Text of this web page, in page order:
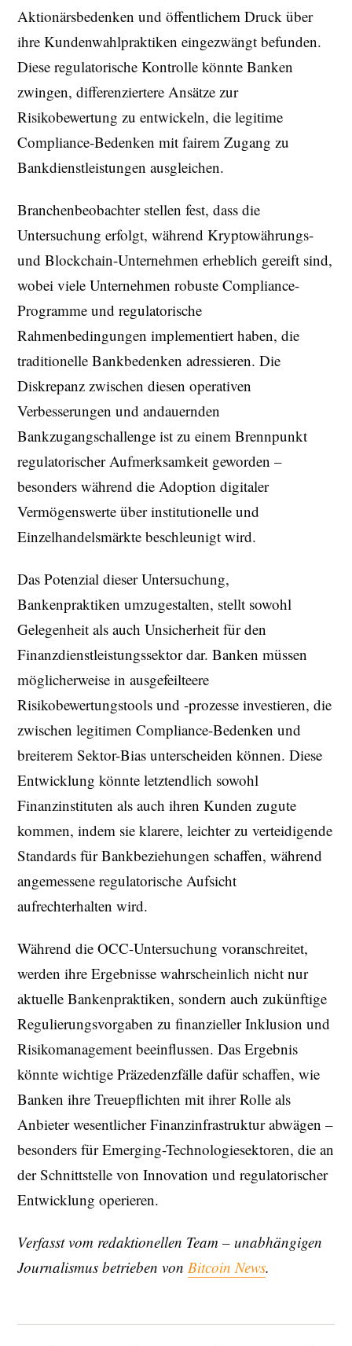
Aktionärsbedenken und öffentlichem Druck über
ihre Kundenwahlpraktiken eingezwängt befunden.
Diese regulatorische Kontrolle könnte Banken
zwingen, differenziertere Ansätze zur
Risikobewertung zu entwickeln, die legitime
Compliance-Bedenken mit fairem Zugang zu
Bankdienstleistungen ausgleichen.
Branchenbeobachter stellen fest, dass die
Untersuchung erfolgt, während Kryptowährungs-
und Blockchain-Unternehmen erheblich gereift sind,
wobei viele Unternehmen robuste Compliance-
Programme und regulatorische
Rahmenbedingungen implementiert haben, die
traditionelle Bankbedenken adressieren. Die
Diskrepanz zwischen diesen operativen
Verbesserungen und andauernden
Bankzugangschallenge ist zu einem Brennpunkt
regulatorischer Aufmerksamkeit geworden –
besonders während die Adoption digitaler
Vermögenswerte über institutionelle und
Einzelhandelsmärkte beschleunigt wird.
Das Potenzial dieser Untersuchung,
Bankenpraktiken umzugestalten, stellt sowohl
Gelegenheit als auch Unsicherheit für den
Finanzdienstleistungssektor dar. Banken müssen
möglicherweise in ausgefeilteere
Risikobewertungstools und -prozesse investieren, die
zwischen legitimen Compliance-Bedenken und
breiterem Sektor-Bias unterscheiden können. Diese
Entwicklung könnte letztendlich sowohl
Finanzinstituten als auch ihren Kunden zugute
kommen, indem sie klarere, leichter zu verteidigende
Standards für Bankbeziehungen schaffen, während
angemessene regulatorische Aufsicht
aufrechterhalten wird.
Während die OCC-Untersuchung voranschreitet,
werden ihre Ergebnisse wahrscheinlich nicht nur
aktuelle Bankenpraktiken, sondern auch zukünftige
Regulierungsvorgaben zu finanzieller Inklusion und
Risikomanagement beeinflussen. Das Ergebnis
könnte wichtige Präzedenzfälle dafür schaffen, wie
Banken ihre Treuepflichten mit ihrer Rolle als
Anbieter wesentlicher Finanzinfrastruktur abwägen –
besonders für Emerging-Technologiesektoren, die an
der Schnittstelle von Innovation und regulatorischer
Entwicklung operieren.
Verfasst vom redaktionellen Team – unabhängigen
Journalismus betrieben von Bitcoin News.